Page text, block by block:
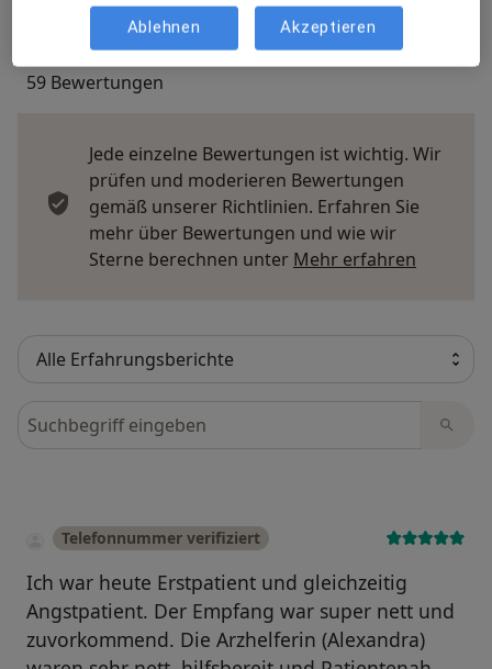
59 Bewertungen
Jede einzelne Bewertungen ist wichtig. Wir
prüfen und moderieren Bewertungen
gemäß unserer Richtlinien. Erfahren Sie
mehr über Bewertungen und wie wir
Sterne berechnen unter Mehr erfahren
Bewertungen durchsuchen
Telefonnummer verifiziert
Ich war heute Erstpatient und gleichzeitig
Angstpatient. Der Empfang war super nett und
zuvorkommend. Die Arzhelferin (Alexandra)
Ablehnen Akzeptieren